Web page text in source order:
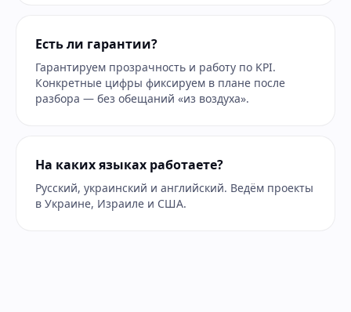
Есть ли гарантии?
Гарантируем прозрачность и работу по KPI.
Конкретные цифры фиксируем в плане после
разбора — без обещаний «из воздуха».
На каких языках работаете?
Русский, украинский и английский. Ведём проекты
в Украине, Израиле и США.